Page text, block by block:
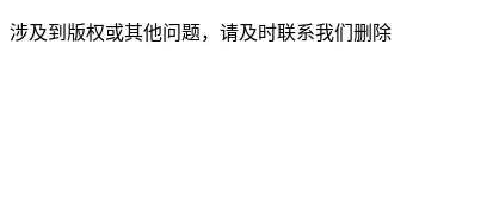
及到版权或其他问题，请及时联系我们删除